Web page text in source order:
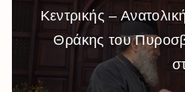
Κεντρικής –
Θράκης του